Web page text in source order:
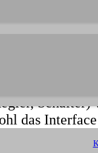
das
der Treiber